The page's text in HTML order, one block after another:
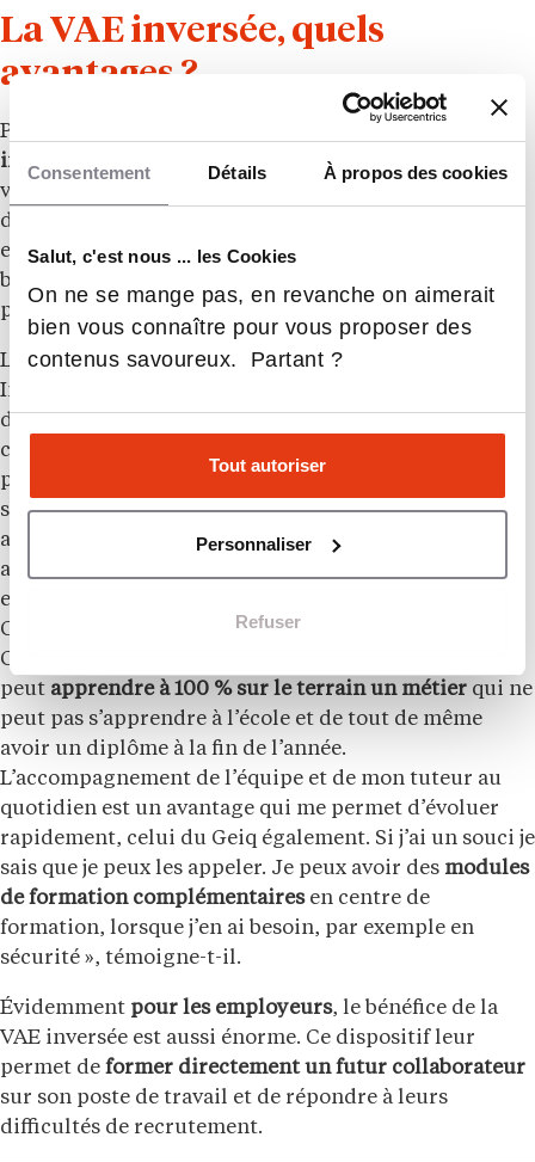
Consentement Détails À propos des cookies
Salut, c'est nous ... les Cookies
On ne se mange pas, en revanche on aimerait
bien vous connaître pour vous proposer des
contenus savoureux. Partant ?
Tout autoriser
Personnaliser
Refuser
La VAE inversée, quels
avantages ?
Pour vous,
inversée
sont nombreux. Ce dispositif vous permet de
vous
d’exercice, d’obtenir une certification ou un diplôme
et de vousinsérer durablement dans l’emploi
bénéficiez également d’un accompagnement
personnalisé.
Le Geiq Métallurgie (groupement d’entreprises) et
Industrie Hauts-de-France font partie des pionniers
dans la mise en œuvre de la VAE inversée. Dans ce
cadre, des alternants en contrat de
professionnalisation ont intégré, depuis juin 2024, le
service Qualité-Essais de Dillinger France. Hugo,
aujourd’hui en poste fait partie des heureux élus et
apprend le métier d’assistant technicien usinage et
essais. Au terme de son année, il aspire à valider un
CQPM Pilote de Système de Production Automatisé.
Ce qui lui plaît dans cette
peut apprendre à 100 % sur le terrain un métier qui ne
peut pas s’apprendre à l’école et de tout de même
avoir un diplôme à la fin de l’année.
L’accompagnement de l’équipe et de mon tuteur au
quotidien est un avantage qui me permet d’évoluer
rapidement, celui du Geiq également. Si j’ai un souci je
sais que je peux les appeler. Je peux avoir des modules
de formation complémentaires en centre de
formation, lorsque j’en ai besoin, par exemple en
sécurité », témoigne-t-il.
Évidemment pour les employeurs, le bénéfice de la
VAE inversée est aussi énorme. Ce dispositif leur
permet de former directement un futur collaborateur
sur son poste de travail et de répondre à leurs
difficultés de recrutement.